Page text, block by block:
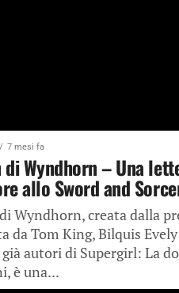
7 mesi fa
di Wyndhorn – Una
allo Sword and
Wyndhorn, creata dalla
da Tom King, Bilquis
già autori di Supergirl: La
è una...